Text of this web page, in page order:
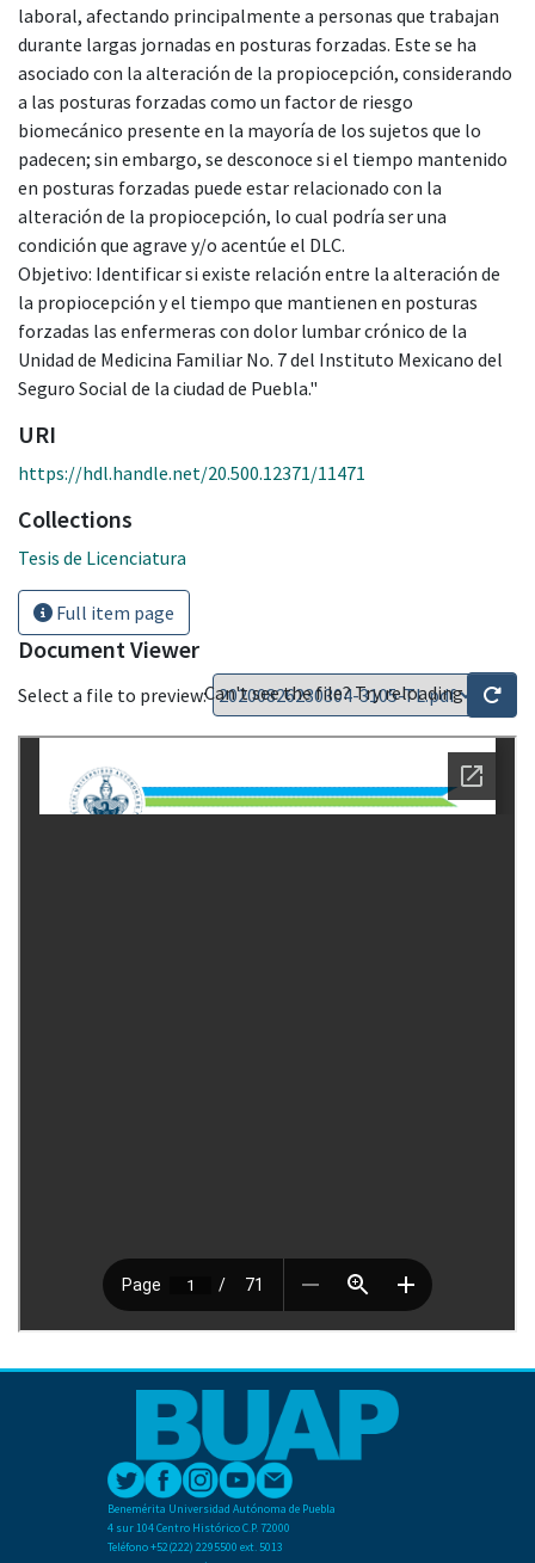
laboral, afectando principalmente a personas que trabajan
durante largas jornadas en posturas forzadas. Este se ha
asociado con la alteración de la propiocepción, considerando
a las posturas forzadas como un factor de riesgo
biomecánico presente en la mayoría de los sujetos que lo
padecen; sin embargo, se desconoce si el tiempo mantenido
en posturas forzadas puede estar relacionado con la
alteración de la propiocepción, lo cual podría ser una
condición que agrave y/o acentúe el DLC.
Objetivo: Identificar si existe relación entre la alteración de
la propiocepción y el tiempo que mantienen en posturas
forzadas las enfermeras con dolor lumbar crónico de la
Unidad de Medicina Familiar No. 7 del Instituto Mexicano del
Seguro Social de la ciudad de Puebla."
URI
https://hdl.handle.net/20.500.12371/11471
Collections
Tesis de Licenciatura
Full item page
Document Viewer
Select a file to preview:Can't see the file? Try reloading
Benemérita Universidad Autónoma de Puebla
4 sur 104 Centro Histórico C.P. 72000
Teléfono +52(222) 2295500 ext. 5013